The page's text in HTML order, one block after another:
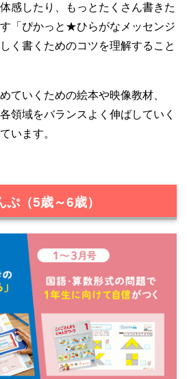
感したり、もっとたくさん書きた
「ぴかっと★ひらがなメッセンジ
く書くためのコツを理解すること
ていくための絵本や映像教材、
領域をバランスよく伸ばしていく
います。
ぷ（5歳～6歳）